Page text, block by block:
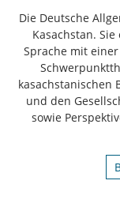
Die Deutsche
Kasachstan.
Sprache mit
kasachstanischen
und den
sowie